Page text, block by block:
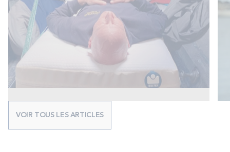
VOIR TOUS LES ARTICLES